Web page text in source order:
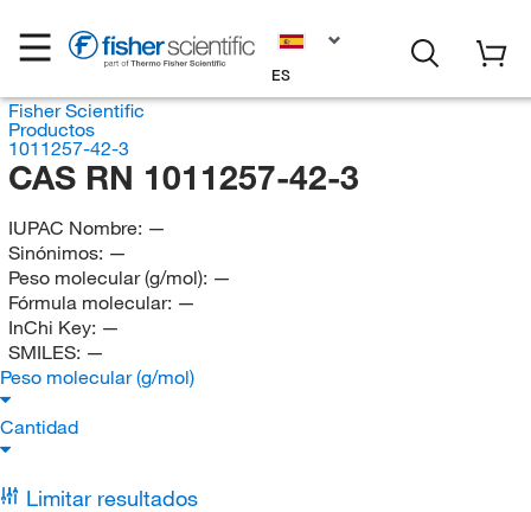
ES
Fisher Scientific
Productos
1011257-42-3
CAS RN 1011257-42-3
IUPAC Nombre: —
Sinónimos: —
Peso molecular (g/mol): —
Fórmula molecular: —
InChi Key: —
SMILES: —
Peso molecular (g/mol)
Cantidad
Limitar resultados